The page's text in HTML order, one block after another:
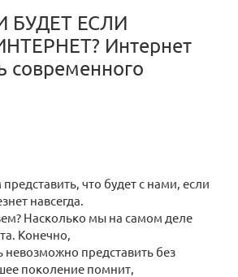
БУДЕТ ЕСЛИ
Интернет
современного
что будет с нами, если
навсегда.
Насколько мы на самом деле
Конечно,
представить без
поколение помнит,